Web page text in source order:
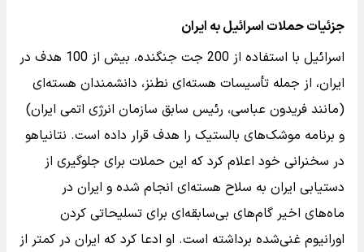
جزئیات حملات اسرائیل به ایران
اسرائیل با استفاده از 200 جت جنگنده، بیش از 100 هدف در
ایران، از جمله تأسیسات هسته‌ای نطنز، دانشمندان هسته‌ای
(مانند فریدون عباسی، رئیس سابق سازمان انرژی اتمی ایران)
و برنامه موشک‌های بالستیک را هدف قرار داده است. نتانیاهو
در سخنرانی خود اعلام کرد که این حملات برای جلوگیری از
دستیابی ایران به سلاح هسته‌ای انجام شده و ایران در
ماه‌های اخیر گام‌های بی‌سابقه‌ای برای تسلیحاتی کردن
اورانیوم غنی‌شده برداشته است. او ادعا کرد که ایران در کمتر از